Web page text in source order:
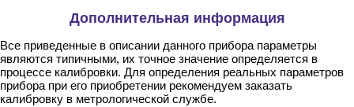
Дополнительная информация
Все приведенные в описании данного прибора параметры
являются типичными, их точное значение определяется в
процессе калибровки. Для определения реальных параметров
прибора при его приобретении рекомендуем заказать
калибровку в метрологической службе.